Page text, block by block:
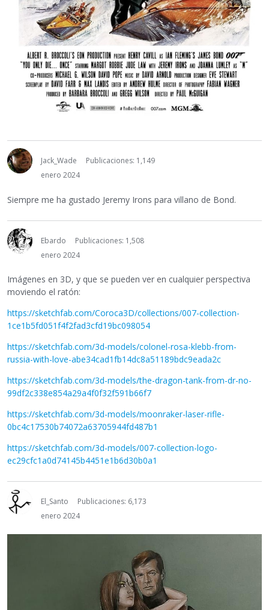
Jack_Wade
Publicaciones: 1,149
enero 2024
Siempre me ha gustado Jeremy Irons para villano de Bond.
Ebardo
Publicaciones: 1,508
enero 2024
Imágenes en 3D, y que se pueden ver en cualquier perspectiva
moviendo el ratón:
https://sketchfab.com/Coroca3D/collections/007-collection-
1ce1b5fd051f4f2fad3cfd19bc098054
https://sketchfab.com/3d-models/colonel-rosa-klebb-from-
russia-with-love-abe34cad1fb14dc8a51189bdc9eada2c
https://sketchfab.com/3d-models/the-dragon-tank-from-dr-no-
99df2c338e854a29a4f0f32f591b66f7
https://sketchfab.com/3d-models/moonraker-laser-rifle-
0bc4c17530b74072a63705944fd487b1
https://sketchfab.com/3d-models/007-collection-logo-
ec29cfc1a0d74145b4451e1b6d30b0a1
El_Santo
Publicaciones: 6,173
enero 2024